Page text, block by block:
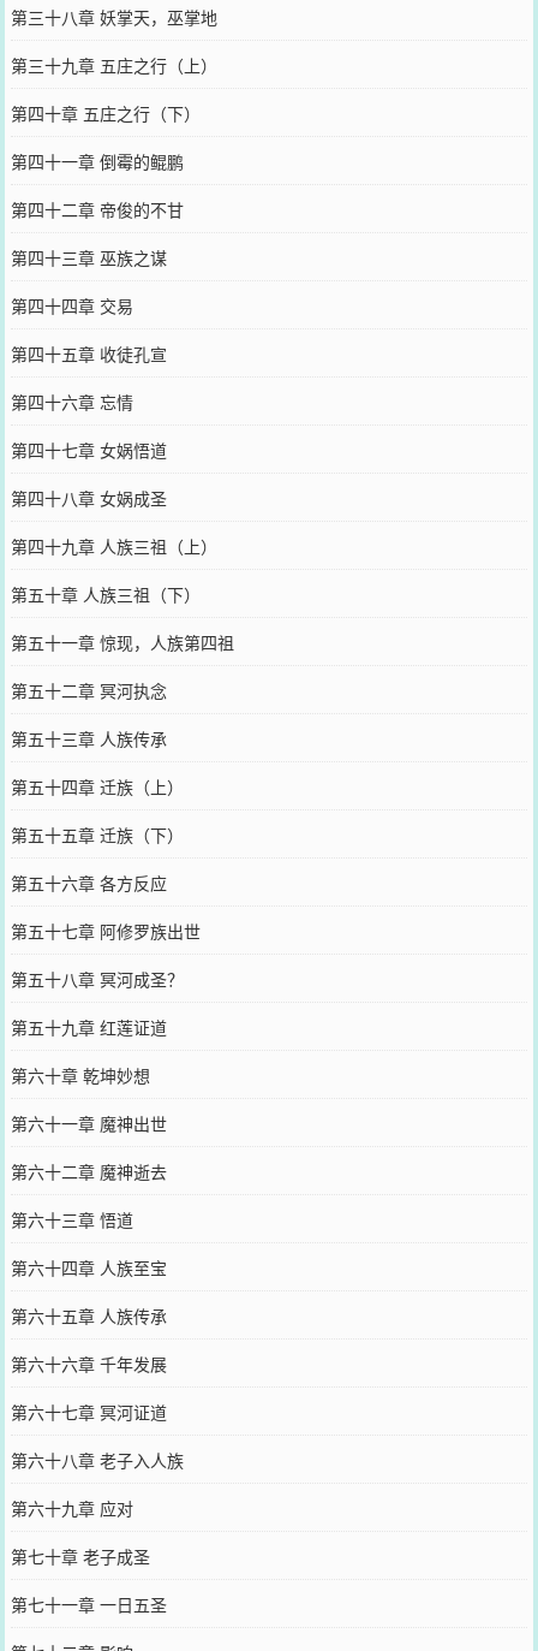
第三十八章 妖掌天，巫掌地
第三十九章 五庄之行（上）
第四十章 五庄之行（下）
第四十一章 倒霉的鲲鹏
第四十二章 帝俊的不甘
第四十三章 巫族之谋
第四十四章 交易
第四十五章 收徒孔宣
第四十六章 忘情
第四十七章 女娲悟道
第四十八章 女娲成圣
第四十九章 人族三祖（上）
第五十章 人族三祖（下）
第五十一章 惊现，人族第四祖
第五十二章 冥河执念
第五十三章 人族传承
第五十四章 迁族（上）
第五十五章 迁族（下）
第五十六章 各方反应
第五十七章 阿修罗族出世
第五十八章 冥河成圣？
第五十九章 红莲证道
第六十章 乾坤妙想
第六十一章 魔神出世
第六十二章 魔神逝去
第六十三章 悟道
第六十四章 人族至宝
第六十五章 人族传承
第六十六章 千年发展
第六十七章 冥河证道
第六十八章 老子入人族
第六十九章 应对
第七十章 老子成圣
第七十一章 一日五圣